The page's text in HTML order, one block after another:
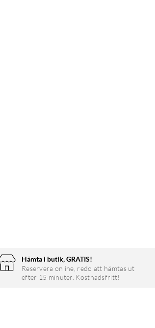
Hämta i butik, GRATIS!
Reservera online, redo att hämtas ut
efter 15 minuter. Kostnadsfritt!